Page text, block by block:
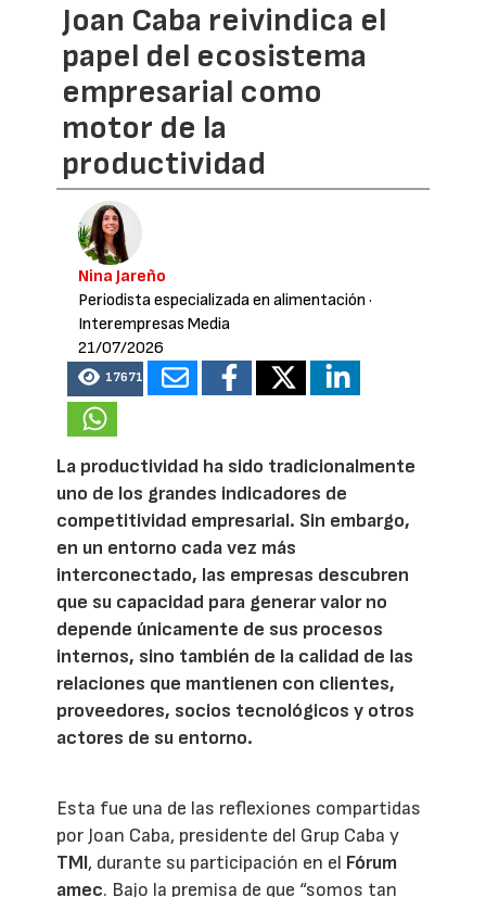
Joan Caba reivindica el
papel del ecosistema
empresarial como
motor de la
productividad
Nina Jareño
Periodista especializada en alimentación ·
Interempresas Media
21/07/2026
17671
La productividad ha sido tradicionalmente
uno de los grandes indicadores de
competitividad empresarial. Sin embargo,
en un entorno cada vez más
interconectado, las empresas descubren
que su capacidad para generar valor no
depende únicamente de sus procesos
internos, sino también de la calidad de las
relaciones que mantienen con clientes,
proveedores, socios tecnológicos y otros
actores de su entorno.
Esta fue una de las reflexiones compartidas
por Joan Caba, presidente del Grup Caba y
TMI, durante su participación en el Fórum
amec. Bajo la premisa de que “somos tan